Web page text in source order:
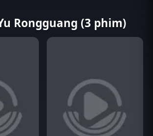
Rongguang (3 phim)